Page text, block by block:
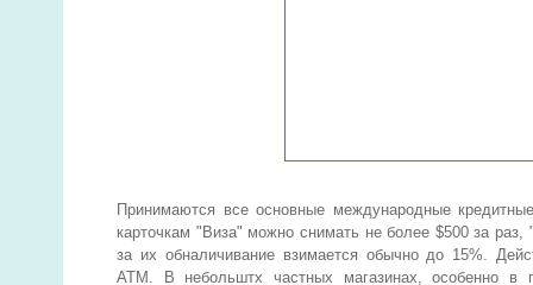
Принимаются все основные международные
карточкам "Виза" можно снимать не более $500 за
за их обналичивание взимается обычно до 15%.
АТМ. В небольштх частных магазинах, особенно в